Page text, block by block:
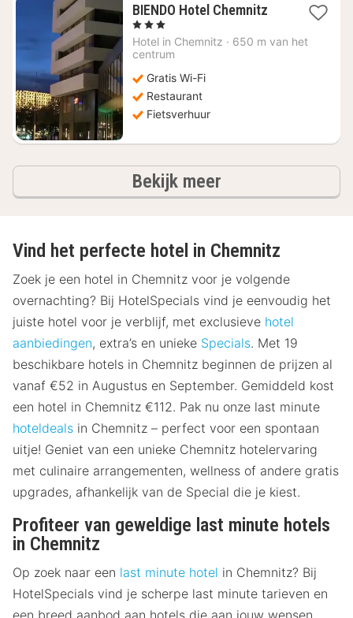
BIENDO Hotel Chemnitz1
vanaf
, 3 Sterren
Hotel in Chemnitz · 650 m van het
centrum
Gratis Wi-Fi
Restaurant
Fietsverhuur
Bekijk meerhotels
Vind het perfecte hotel in Chemnitz
Zoek je een hotel in Chemnitz voor je volgende
overnachting? Bij HotelSpecials vind je eenvoudig het
juiste hotel voor je verblijf, met exclusieve hotel
aanbiedingen, extra’s en unieke Specials. Met 19
beschikbare hotels in Chemnitz beginnen de prijzen al
vanaf €52 in Augustus en September. Gemiddeld kost
een hotel in Chemnitz €112. Pak nu onze last minute
hoteldeals in Chemnitz – perfect voor een spontaan
uitje! Geniet van een unieke Chemnitz hotelervaring
met culinaire arrangementen, wellness of andere gratis
upgrades, afhankelijk van de Special die je kiest.
Profiteer van geweldige last minute hotels
in Chemnitz
Op zoek naar een last minute hotel in Chemnitz? Bij
HotelSpecials vind je scherpe last minute tarieven en